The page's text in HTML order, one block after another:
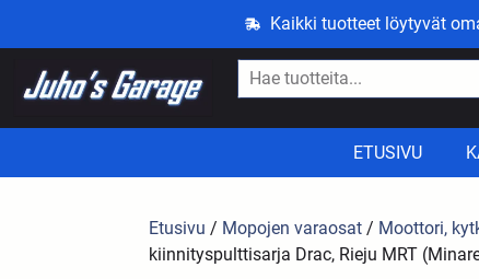
Kaikki tuotteet löytyvät
ETUSIVU
Etusivu / Mopojen varaosat / Moottori,
kiinnityspulttisarja Drac, Rieju MRT